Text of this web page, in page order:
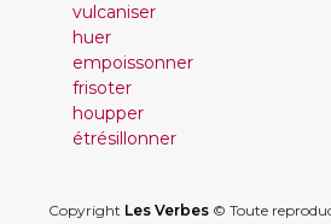
vulcaniser
huer
empoissonner
frisoter
houpper
étrésillonner
Copyright Les Verbes© Toute